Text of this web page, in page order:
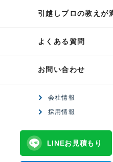
引越しプロの教えが
よくある質問
お問い合わせ
会社情報
採用情報
LINEお見積もり